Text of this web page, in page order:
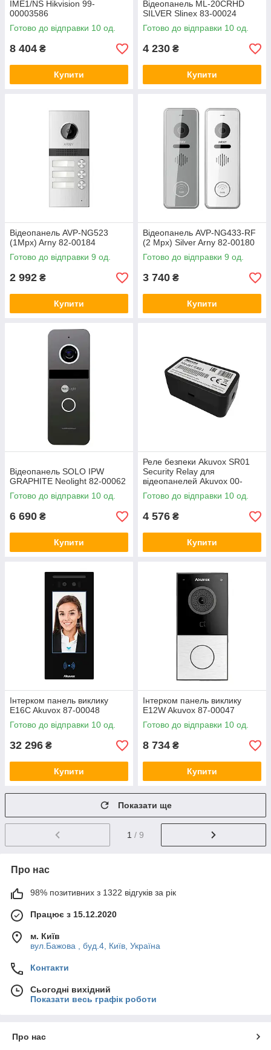
IME1/NS Hikvision 99-
00003586
Готово до відправки 10 од.
8 404 ₴
Купити
Відеопанель ML-20CRHD
SILVER Slinex 83-00024
Готово до відправки 10 од.
4 230 ₴
Купити
Відеопанель AVP-NG523
(1Mpx) Arny 82-00184
Готово до відправки 9 од.
2 992 ₴
Купити
Відеопанель AVP-NG433-RF
(2 Mpx) Silver Arny 82-00180
Готово до відправки 9 од.
3 740 ₴
Купити
Відеопанель SOLO IPW
GRAPHITE Neolight 82-00062
Готово до відправки 10 од.
6 690 ₴
Купити
Реле безпеки Akuvox SR01
Security Relay для
відеопанелей Akuvox 00-
00001457
Готово до відправки 10 од.
4 576 ₴
Купити
Інтерком панель виклику
E16C Akuvox 87-00048
Готово до відправки 10 од.
32 296 ₴
Купити
Інтерком панель виклику
E12W Akuvox 87-00047
Готово до відправки 10 од.
8 734 ₴
Купити
Показати ще
1 / 9
Про нас
98% позитивних з 1322 відгуків за рік
Працює з 15.12.2020
м. Київ
вул.Бажова , буд.4, Київ, Україна
Контакти
Сьогодні вихідний
Показати весь графік роботи
Про нас